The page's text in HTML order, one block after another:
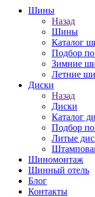
Шины
Назад
Шины
Каталог
Подбор
Зимние
Летние
Диски
Назад
Диски
Каталог
Подбор
Литые
Шиномонтаж
Шинный отель
Блог
Контакты